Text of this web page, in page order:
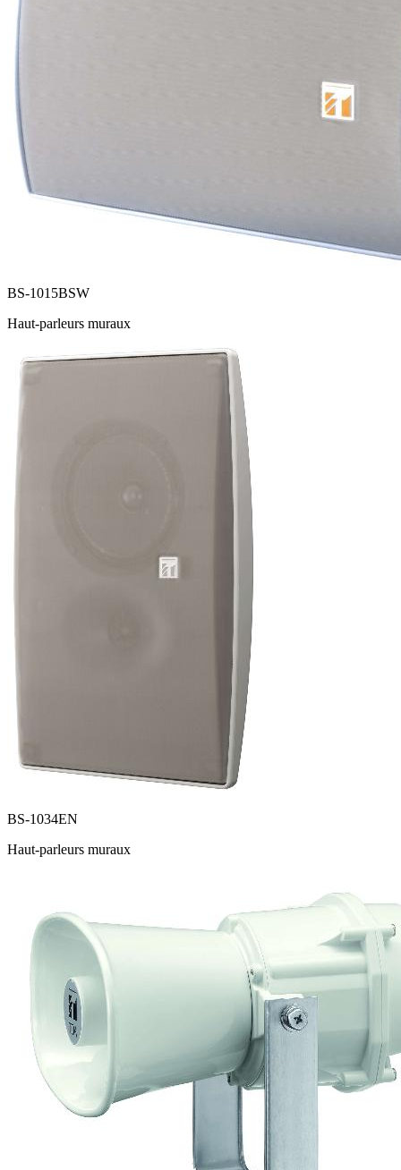
BS-1015BSW
Haut-parleurs muraux
BS-1034EN
Haut-parleurs muraux